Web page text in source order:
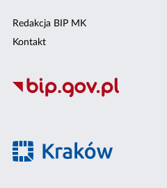
Redakcja BIP MK
Kontakt